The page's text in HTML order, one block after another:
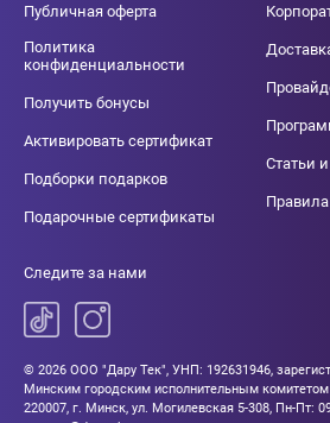
Публичная оферта
Политика
конфиденциальности
Получить бонусы
Активировать сертификат
Подборки подарков
Подарочные сертификаты
Статьи
Правила
Следите за нами
© 2026 ООО "Дару Тек", УНП: 192631946,
Минским городским исполнительным комитетом
220007, г. Минск, ул. Могилевская 5-308, Пн-Пт: